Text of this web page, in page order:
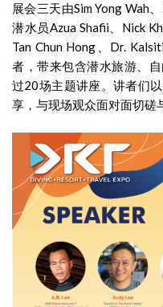
展会三天由Sim Yong Wah
潜水员Azua Shafii、Nick
Tan Chun Hong、Dr.
者，带来包含潜水旅游、
过20场主题讲座。讲者们
享，与现场观众面对面切磋